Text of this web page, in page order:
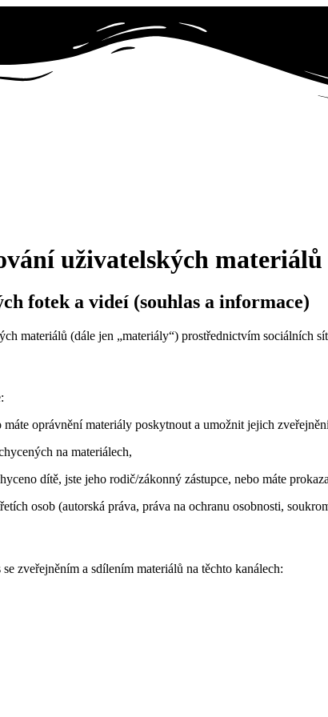
uživatelských materiálů
fotek a videí (souhlas a informace)
materiálů (dále jen „materiály“) prostřednictvím sociálních
máte oprávnění materiály poskytnout a umožnit jejich
na materiálech,
dítě, jste jeho rodič/zákonný zástupce, nebo máte
osob (autorská práva, práva na ochranu osobnosti,
zveřejněním a sdílením materiálů na těchto kanálech: